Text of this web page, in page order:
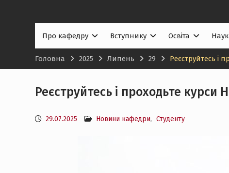
Про кафедру Вступнику Освіта
Головна 2025 Липень 29 Реєструйтесь і
Реєструйтесь і проходьте курси
29.07.2025 Новини кафедри, Студенту